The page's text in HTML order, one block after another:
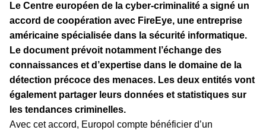
Le Centre européen de la cyber-criminalité a signé un
accord de coopération avec FireEye, une entreprise
américaine spécialisée dans la sécurité informatique.
Le document prévoit notamment l’échange des
connaissances et d’expertise dans le domaine de la
détection précoce des menaces. Les deux entités vont
également partager leurs données et statistiques sur
les tendances criminelles.
Avec cet accord, Europol compte bénéficier d’un